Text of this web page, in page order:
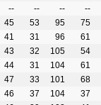
-- -- --
--
45 53 95
75
41 31 96
61
43 32 105
54
44 31 104
61
47 33 101
68
46 37 104
37